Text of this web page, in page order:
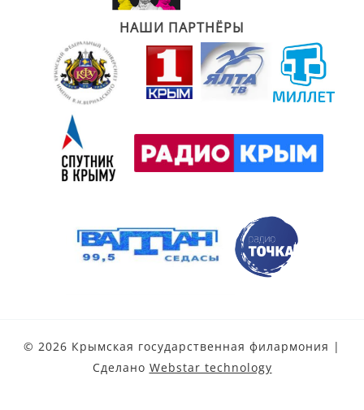
НАШИ ПАРТНЁРЫ
© 2026 Крымская государственная филармония |
Сделано Webstar technology